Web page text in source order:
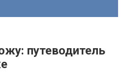
путеводитель